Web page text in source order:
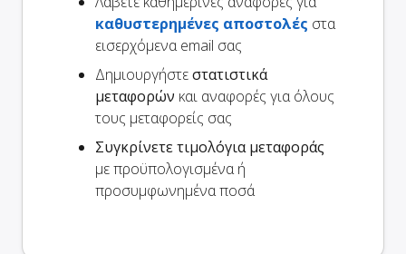
καθυστερημένες αποστολές στα
εισερχόμενα email σας
Δημιουργήστεστατιστικά
μεταφορών και αναφορές για όλους
τους μεταφορείς σας
Συγκρίνετε τιμολόγια μεταφοράς
με προϋπολογισμένα ή
προσυμφωνημένα ποσά